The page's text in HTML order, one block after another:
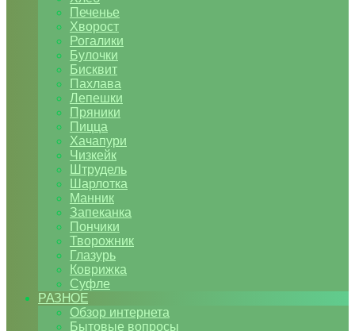
Печенье
Хворост
Рогалики
Булочки
Бисквит
Пахлава
Лепешки
Пряники
Пицца
Хачапури
Чизкейк
Штрудель
Шарлотка
Манник
Запеканка
Пончики
Творожник
Глазурь
Коврижка
Суфле
РАЗНОЕ
Обзор интернета
Бытовые вопросы